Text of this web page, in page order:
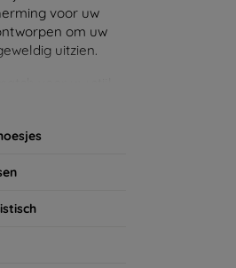
voor uw
om uw
uitzien.
bescherming